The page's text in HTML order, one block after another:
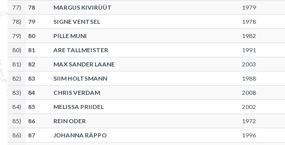
77) 78 MARGUS KIVIRÜÜT 1979
78) 79 SIGNE VENTSEL 1978
79) 80 PILLE MUNI 1982
80) 81 ARE TALLMEISTER 1991
81) 82 MAX SANDER LAANE 2003
82) 83 SIIM HOLTSMANN 1988
83) 84 CHRIS VERDAM 2008
84) 85 MELISSA PRIIDEL 2002
85) 86 REIN ODER 1972
86) 87 JOHANNA RÄPPO 1996